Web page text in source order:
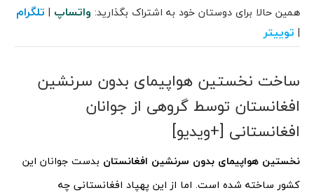
همین حالا برای دوستان خود به اشتراک بگذارید: واتساپ | تلگرام
| توییتر
ساخت نخستین هواپیمای بدون سرنشین
افغانستان توسط گروهی از جوانان
افغانستانی [+ویدیو]
نخستین هواپیمای بدون سرنشین افغانستان بدست جوانان این
کشور ساخته شده است. اما از این پهپاد افغانستانی چه